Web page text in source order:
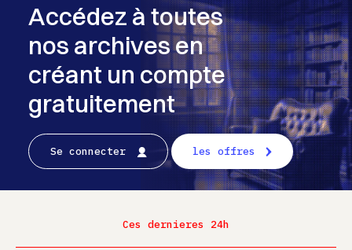
Accédez à toutes
nos archives en
créant un compte
gratuitement
Se connecter les offres
Ces dernieres 24h